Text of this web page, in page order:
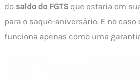
do saldo do FGTS que estaria em
para o saque-aniversário. E no caso
funciona apenas como uma